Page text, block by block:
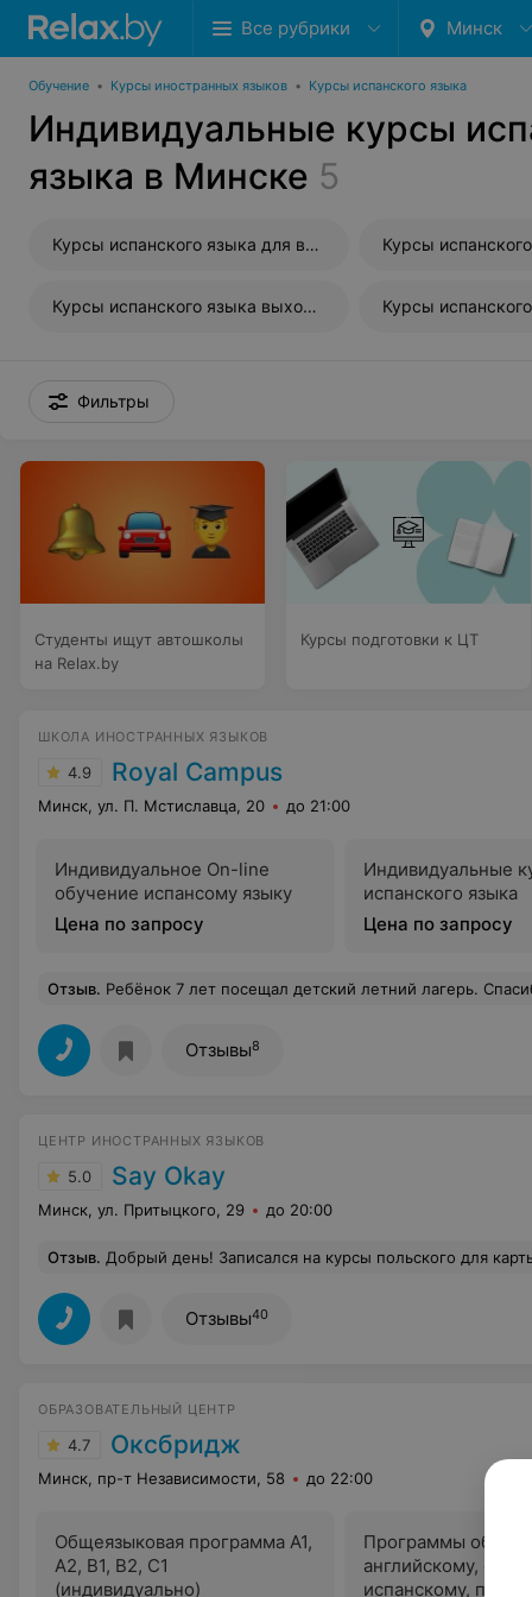
Все рубрики Минск
Обучение • Курсы иностранных языков • Курсы испанского языка
Индивидуальные курсы
языка в Минске 5
Курсы испанского языка для взрослых
Курсы испанского языка выходного дня
Фильтры
Студенты ищут автошколы
на Relax.by
Курсы подготовки к ЦТ
ШКОЛА ИНОСТРАННЫХ ЯЗЫКОВ
4.9 Royal Campus
Минск, ул. П. Мстиславца, 20 до 21:00
Индивидуальное On-line
обучение испансому языку
Цена по запросу
Индивидуальные
испанского языка
Цена по запросу
Отзыв. Ребёнок 7 лет посещал детский летний лагерь. Спасибо большое коллективу педагогов за профессиональный подход к детям. Сыну очень понравилось участвовать в разных мероприятиях. Каждое утро с радостью шёл в
Отзывы8
ЦЕНТР ИНОСТРАННЫХ ЯЗЫКОВ
5.0 Say Okay
Минск, ул. Притыцкого, 29 до 20:00
Отзыв. Добрый день! Записался на курсы польского для карты поляка, девушка предложила несколько вариантов групп и сказала, что еще идет набор. Обещала перезвонить. Действительно, связались со мной через пару дней! Мне как занятому человеку такой подход нравится. Занятия начались почти через 2 недели после оплаты.
Отзывы40
ОБРАЗОВАТЕЛЬНЫЙ ЦЕНТР
4.7 Оксбридж
Минск, пр-т Независимости, 58 до 22:00
Общеязыковая программа A1,
A2, B1, B2, С1
(индивидуально)
Программы
английскому,
испанскому,